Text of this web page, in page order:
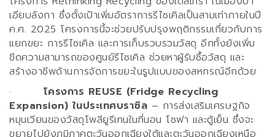
เอียบลังกา ซึ่งตั้งเป้าเพิ่มอัตราการรีไซเคิลเป็นสามเท่าภายในปี
ค.ศ. 2025 โครงการนี้จะช่วยปรับปรุงพฤติกรรมเกี่ยวกับการ
แยกขยะ การรีไซเคิล และการเก็บรวบรวมวัสดุ อีกทั้งยังเพิ่ม
ขีดความสามารถของศูนย์รีไซเคิล ช่วยหาผู้รับซื้อวัสดุ และ
สร้างอาชีพด้านการจัดการขยะในรูปแบบของสหกรณ์อีกด้วย
·
โครงการ REUSE (Fridge Recycling
Expansion) ในประเทศบราซิล – การส่งเสริมเศรษฐกิจ
หมุนเวียนของวัสดุโพลียูรีเทนในที่นอน โซฟา และตู้เย็น ซึ่งจะ
ขยายไปยังภูมิภาคตะวันออกเฉียงใต้และตะวันออกเฉียงเหนือ